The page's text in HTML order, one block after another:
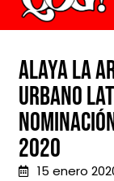
ALAYA LA
URBANO
2020
15 enero